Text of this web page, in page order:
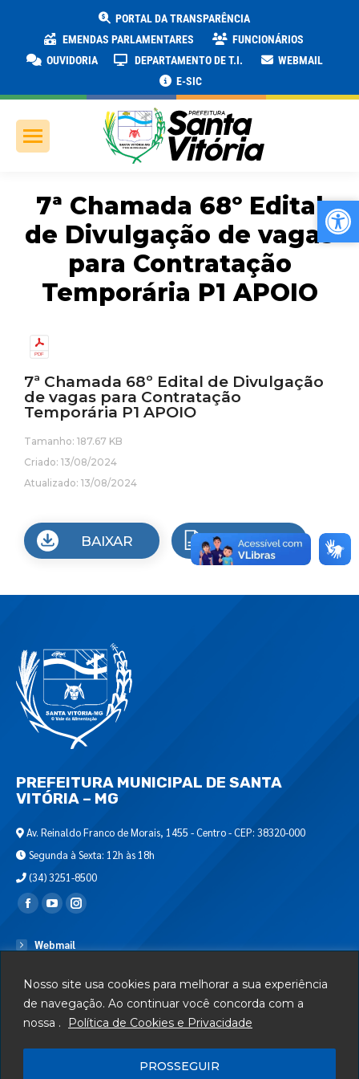
Nosso site usa cookies para melhorar a sua experiência
de navegação. Ao continuar você concorda com a
nossa .
Política de Cookies e Privacidade
PROSSEGUIR
PORTAL DA TRANSPARÊNCIA
EMENDAS PARLAMENTARES
FUNCIONÁRIOS
OUVIDORIA
DEPARTAMENTO DE T.I.
WEBMAIL
E-SIC
7ª Chamada 68º Edital
de Divulgação de vagas
para Contratação
Temporária P1 APOIO
7ª Chamada 68º Edital de Divulgação
de vagas para Contratação
Temporária P1 APOIO
Tamanho: 187.67 KB
Criado: 13/08/2024
Atualizado: 13/08/2024
BAIXAR VISUALIZAR
PREFEITURA MUNICIPAL DE SANTA
VITÓRIA – MG
Av. Reinaldo Franco de Morais, 1455 - Centro - CEP: 38320-000
Segunda à Sexta: 12h às 18h
(34) 3251-8500
Encontre-nos em:
Webmail
Serviços
Telefones Úteis